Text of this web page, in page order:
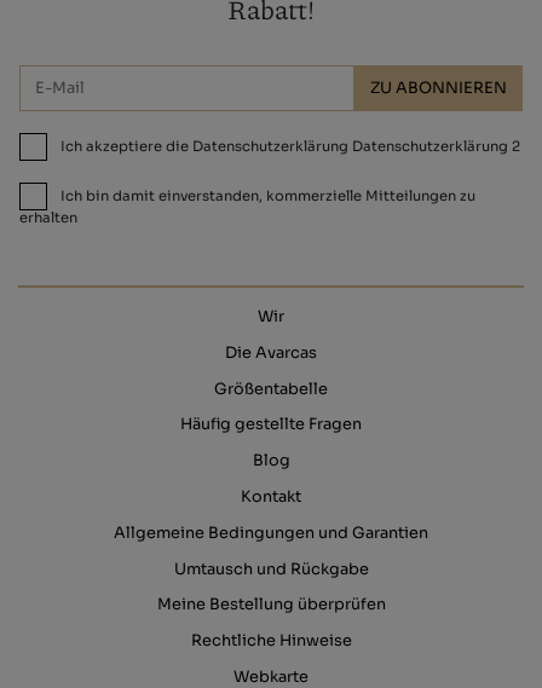
Rabatt!
ZU ABONNIEREN
Ich akzeptiere die Datenschutzerklärung Datenschutzerklärung 2
Ich bin damit einverstanden, kommerzielle Mitteilungen zu
erhalten
Wir
Die Avarcas
Größentabelle
Häufig gestellte Fragen
Blog
Kontakt
Allgemeine Bedingungen und Garantien
Umtausch und Rückgabe
Meine Bestellung überprüfen
Rechtliche Hinweise
Webkarte